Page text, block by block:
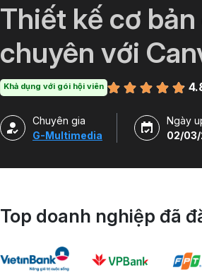
Thiết kế cơ
chuyên với
Khả dụng với gói hội viên
Chuyên gia
G-Multimedia
Ngày
02/
Top doanh nghiệp đã